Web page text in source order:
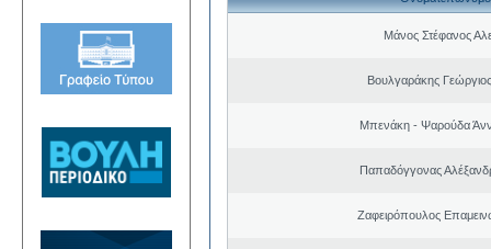
Μάνος Στέφανος
Βουλγαράκης
Μπενάκη - Ψαρούδα
Παπαδόγγονας
Ζαφειρόπουλος